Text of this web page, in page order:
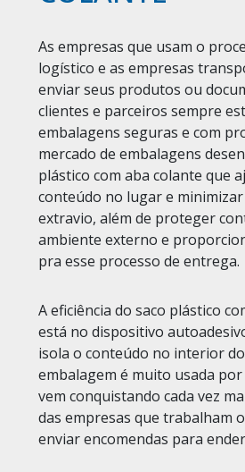
As empresas que usam o
logístico e as empresas
enviar seus produtos ou
clientes e parceiros sempre
embalagens seguras e com
mercado de embalagens
plástico com aba colante que
conteúdo no lugar e minimizar
extravio, além de proteger
ambiente externo e
pra esse processo de entrega.
A eficiência do saco plástico
está no dispositivo
isola o conteúdo no interior
embalagem é muito usada
vem conquistando cada vez
das empresas que trabalham
enviar encomendas para